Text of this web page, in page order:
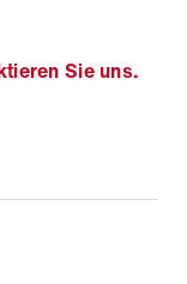
Sie uns.